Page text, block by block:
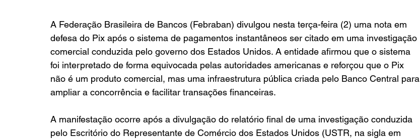
A Federação Brasileira de Bancos (Febraban) divulgou nesta terça-feira (2) uma nota em
defesa do Pix após o sistema de pagamentos instantâneos ser citado em uma investigação
comercial conduzida pelo governo dos Estados Unidos. A entidade afirmou que o sistema
foi interpretado de forma equivocada pelas autoridades americanas e reforçou que o Pix
não é um produto comercial, mas uma infraestrutura pública criada pelo Banco Central para
ampliar a concorrência e facilitar transações financeiras.
A manifestação ocorre após a divulgação do relatório final de uma investigação conduzida
pelo Escritório do Representante de Comércio dos Estados Unidos (USTR, na sigla em